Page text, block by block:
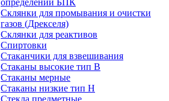
определении БПК
Склянки для промывания и очистки
газов (Дрекселя)
Склянки для реактивов
Спиртовки
Стаканчики для взвешивания
Стаканы высокие тип В
Стаканы мерные
Стаканы низкие тип Н
Стекла предметные